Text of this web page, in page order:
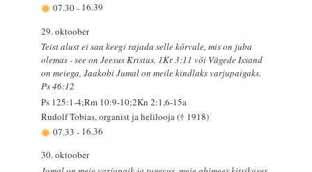
07.30- 16.39
29. oktoober
Teist alust ei saa keegi rajada selle kõrvale, mis on juba
olemas - see on Jeesus Kristus. 1Kr 3:11 või Vägede Issand
on meiega, Jaakobi Jumal on meile kindlaks varjupaigaks.
Ps 46:12
Ps 125:1-4;Rm 10:9-10;2Kn 2:1,6-15a
Rudolf Tobias, organist ja helilooja († 1918)
07.33- 16.36
30. oktoober